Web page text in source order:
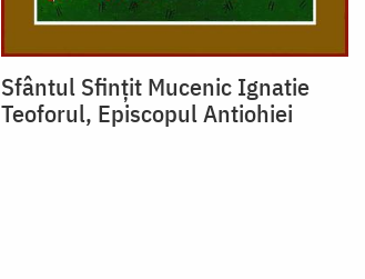
Sfântul Sfințit Mucenic Ignatie
Teoforul, Episcopul Antiohiei